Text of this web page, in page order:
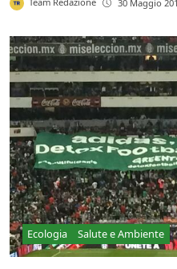
30 Maggio
Ecologia Salute e Ambiente